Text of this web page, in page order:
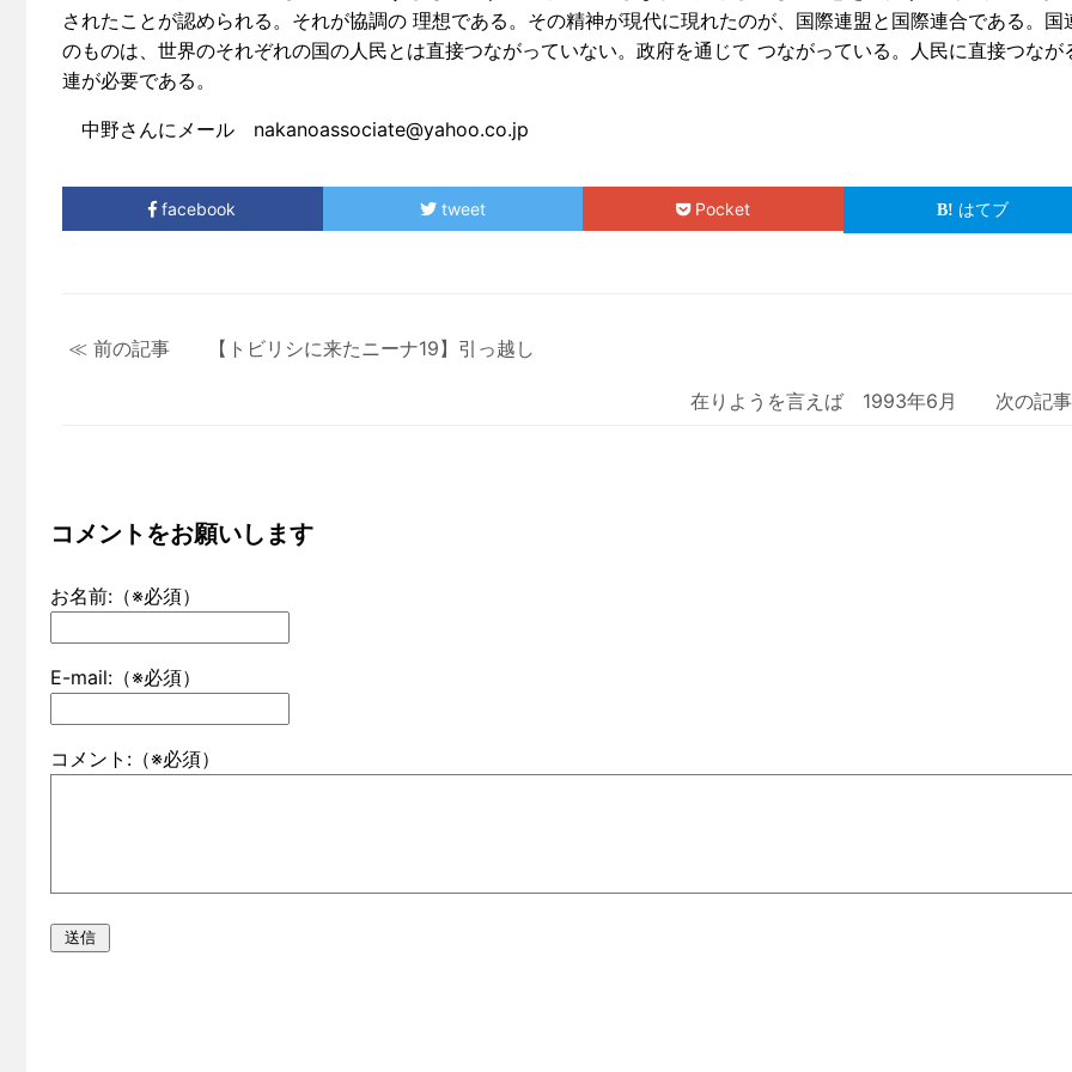
されたことが認められる。それが協調の 理想である。その精神が現代に現れたのが、国際連盟と国際連合である。国
のものは、世界のそれぞれの国の人民とは直接つながっていない。政府を通じて つながっている。人民に直接つなが
連が必要である。
中野さんにメール nakanoassociate@yahoo.co.jp
facebook tweet Pocket はてブ
≪ 前の記事 【トビリシに来たニーナ19】引っ越し
在りようを言えば 1993年6月 次の記
コメントをお願いします
お名前:（※必須）
E-mail:（※必須）
コメント:（※必須）